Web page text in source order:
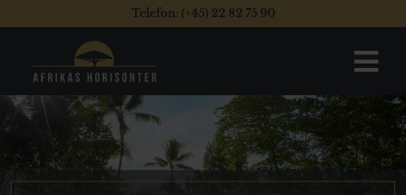
Telefon: (+45) 22 82 75 90